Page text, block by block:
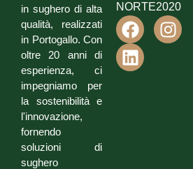
in sughero di alta
qualità, realizzati
in Portogallo. Con
oltre 20 anni di
esperienza, ci
impegniamo per
la sostenibilità e
l'innovazione,
fornendo
soluzioni di
sughero
NORTE2020